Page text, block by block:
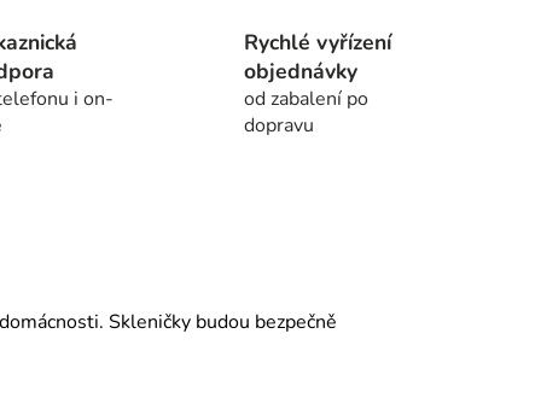
i on-
Rychlé vyřízení
objednávky
od zabalení po
dopravu
Skleničky budou bezpečně